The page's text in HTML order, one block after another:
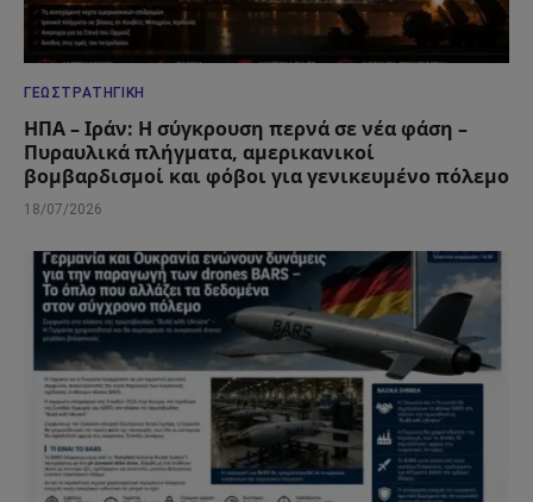
ΓΕΩΣΤΡΑΤΗΓΙΚΉ
ΗΠΑ – Ιράν: Η σύγκρουση περνά σε νέα φάση –
Πυραυλικά πλήγματα, αμερικανικοί
βομβαρδισμοί και φόβοι για γενικευμένο πόλεμο
18/07/2026